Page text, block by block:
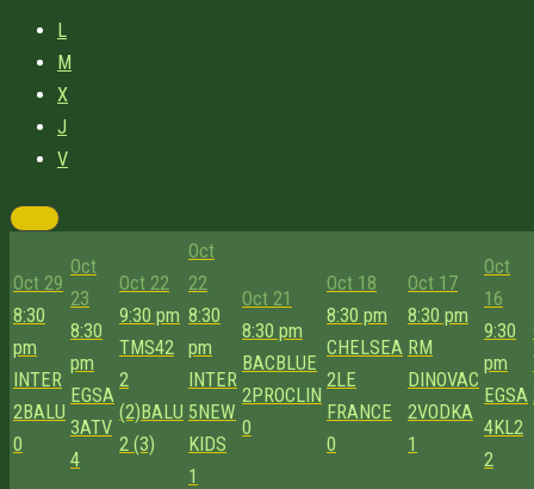
L
M
X
J
V
Oct 29
8:30
pm
INTER
2BALU
0
Oct
23
8:30
pm
EGSA
3ATV
4
Oct 22
9:30 pm
TMS42
2
(2)BALU
2 (3)
Oct
22
8:30
pm
INTER
5NEW
KIDS
1
Oct 21
8:30 pm
BACBLUE
2PROCLIN
0
Oct 18
8:30 pm
CHELSEA
2LE
FRANCE
0
Oct 17
8:30 pm
RM
DINOVAC
2VODKA
1
Oct
16
9:30
pm
EGSA
4KL2
2